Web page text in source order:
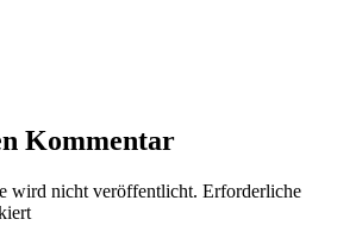
Kommentar
wird nicht veröffentlicht. Erforderliche